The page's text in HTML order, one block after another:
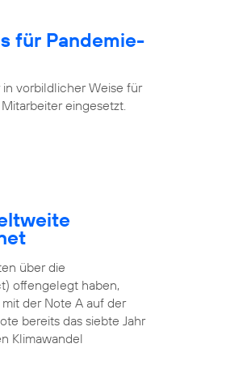
für Pandemie-
vorbildlicher Weise für
eingesetzt.
über die
offengelegt haben,
der Note A auf der
bereits das siebte Jahr
Klimawandel